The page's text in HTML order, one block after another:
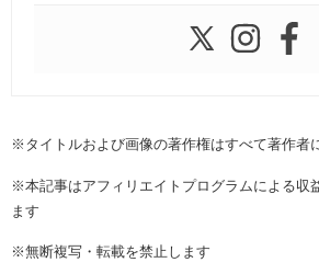
※タイトルおよび画像の著作権はすべて著作者
※本記事はアフィリエイトプログラムによる収
ます
※無断複写・転載を禁止します